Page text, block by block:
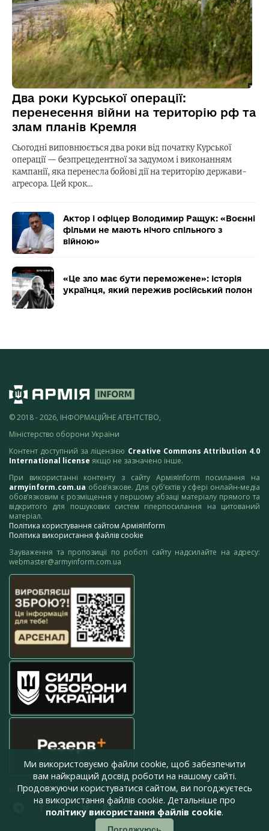
Два роки Курської операції:
перенесення війни на територію рф та
злам планів Кремля
Сьогодні виповнюється два роки від початку Курської
операції — безпрецедентної за задумом і виконанням
кампанії, яка перенесла бойові дії на територію держави-
агресора. Цей крок…
Актор і офіцер Володимир Ращук: «Воєнні
фільми не мають нічого спільного з
війною»
«Це зло має бути переможене»: історія
українця, який пережив російський полон
© 2018 - 2026, ІНФОРМАЦІЙНЕ АГЕНТСТВО,
Міністерство оборони України
Контент доступний за ліцензією Creative Commons Attribution 4.0
International license якщо не зазначено інше.
При використанні контенту з сайту АрміяInform посилання на
armyinform.com.ua обов’язкове. Для суб’єктів у сфері онлайн-медіа
обов’язковим є розміщення у першому абзаці матеріалу прямого та
відкритого для пошукових систем гіперпосилання на цитований
матеріал.
Політика користування сайтом АрміяInform
Політика використання файлів cookie
Зауваження та пропозиції по роботі сайту надсилайте на адресу:
webmaster@armyinform.com.ua
press@armyinform.com.ua
Ми використовуємо файли cookie, щоб забезпечити
вам найкращий досвід роботи на нашому сайті.
Продовжуючи користуватися сайтом, ви погоджуєтесь
на використання файлів cookie. Детальніше про
політику використання файлів cookie.